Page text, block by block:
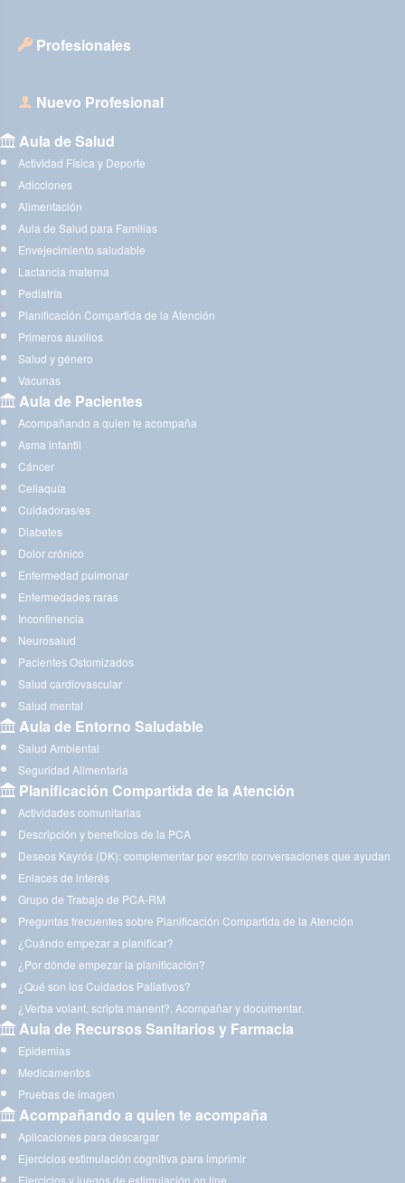
Profesionales
Nuevo Profesional
Aula de Salud
Actividad Física y Deporte
Adicciones
Alimentación
Aula de Salud para Familias
Envejecimiento saludable
Lactancia materna
Pediatría
Planificación Compartida de la Atención
Primeros auxilios
Salud y género
Vacunas
Aula de Pacientes
Acompañando a quien te acompaña
Asma infantil
Cáncer
Celiaquía
Cuidadoras/es
Diabetes
Dolor crónico
Enfermedad pulmonar
Enfermedades raras
Incontinencia
Neurosalud
Pacientes Ostomizados
Salud cardiovascular
Salud mental
Aula de Entorno Saludable
Salud Ambiental
Seguridad Alimentaria
Planificación Compartida de la Atención
Actividades comunitarias
Descripción y beneficios de la PCA
Deseos Kayrós (DK): complementar por escrito conversaciones que ayudan
Enlaces de interés
Grupo de Trabajo de PCA-RM
Preguntas frecuentes sobre Planificación Compartida de la Atención
¿Cuándo empezar a planificar?
¿Por dónde empezar la planificación?
¿Qué son los Cuidados Paliativos?
¿Verba volant, scripta manent?. Acompañar y documentar.
Aula de Recursos Sanitarios y Farmacia
Epidemias
Medicamentos
Pruebas de imagen
Acompañando a quien te acompaña
Aplicaciones para descargar
Ejercicios estimulación cognitiva para imprimir